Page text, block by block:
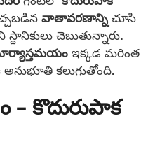
వాతావరణాన్నిచూసి
చెబుతున్నారు.
ఇక్కడ మరింత
కలుగుతోంది.
కొదురుపాక